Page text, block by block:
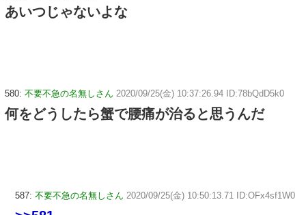
あいつじゃないよな
580: 不要不急の名無しさん 2020/09/25(金) 10:37:26.94 ID:78bQdD5k0
何をどうしたら蟹で腰痛が治ると思うんだ
587: 不要不急の名無しさん 2020/09/25(金) 10:50:13.71 ID:OFx4sf1W0